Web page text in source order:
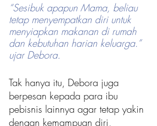
“Sesibuk apapun Mama, beliau
tetap menyempatkan diri untuk
menyiapkan makanan di rumah
dan kebutuhan harian keluarga.”
ujar Debora.
Tak hanya itu, Debora juga
berpesan kepada para ibu
pebisnis lainnya agar tetap yakin
dengan kemampuan diri,